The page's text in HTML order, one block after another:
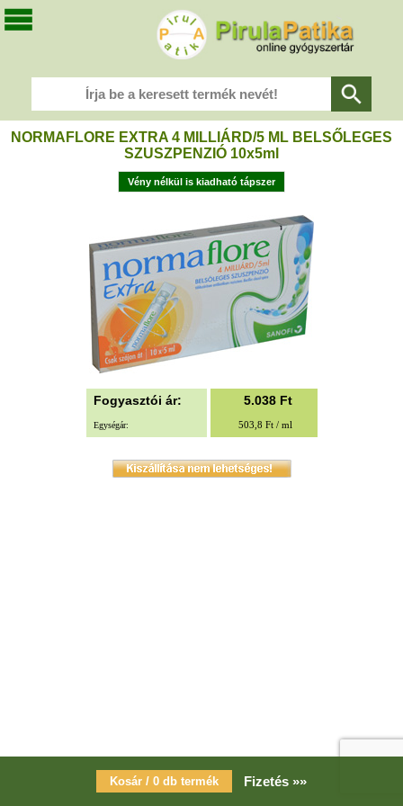
Fizetés »»
NORMAFLORE EXTRA 4 MILLIÁRD/5 ML BELSŐLEGES
SZUSZPENZIÓ 10x5ml
Vény nélkül is kiadható tápszer
Fogyasztói ár: 5.038Ft
Egységár: 503,8 Ft / ml